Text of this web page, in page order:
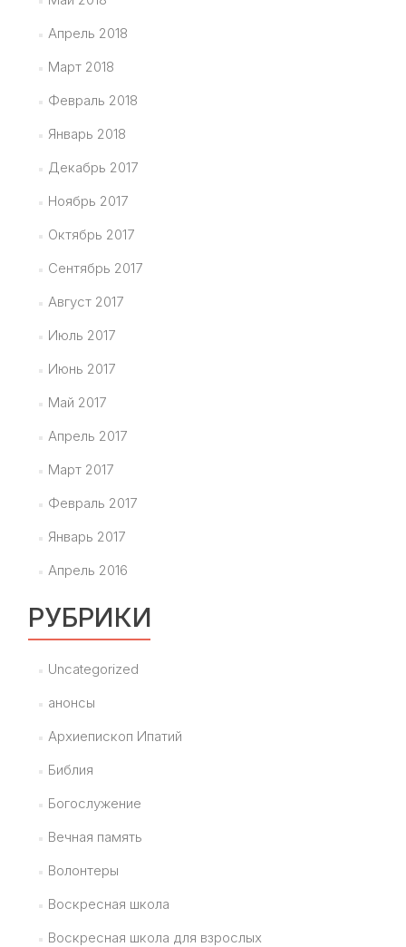
Апрель 2018
Март 2018
Февраль 2018
Январь 2018
Декабрь 2017
Ноябрь 2017
Октябрь 2017
Сентябрь 2017
Август 2017
Июль 2017
Июнь 2017
Май 2017
Апрель 2017
Март 2017
Февраль 2017
Январь 2017
Апрель 2016
РУБРИКИ
Uncategorized
анонсы
Архиепископ Ипатий
Библия
Богослужение
Вечная память
Волонтеры
Воскресная школа
Воскресная школа для взрослых